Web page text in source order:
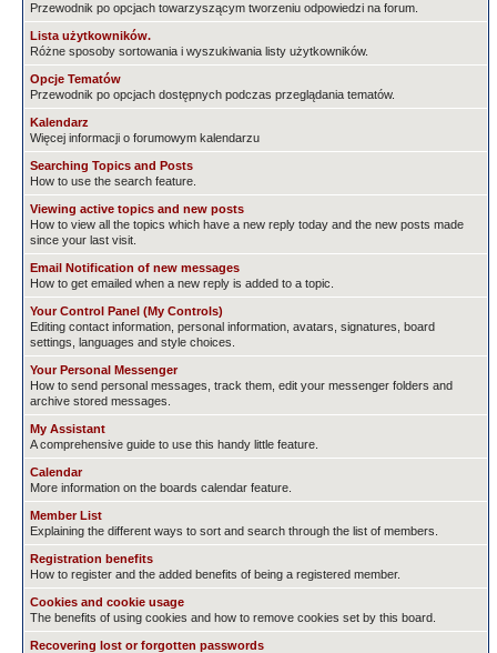
Przewodnik po opcjach towarzyszącym tworzeniu odpowiedzi na forum.
Lista użytkowników.
Różne sposoby sortowania i wyszukiwania listy użytkowników.
Opcje Tematów
Przewodnik po opcjach dostępnych podczas przeglądania tematów.
Kalendarz
Więcej informacji o forumowym kalendarzu
Searching Topics and Posts
How to use the search feature.
Viewing active topics and new posts
How to view all the topics which have a new reply today and the new posts made
since your last visit.
Email Notification of new messages
How to get emailed when a new reply is added to a topic.
Your Control Panel (My Controls)
Editing contact information, personal information, avatars, signatures, board
settings, languages and style choices.
Your Personal Messenger
How to send personal messages, track them, edit your messenger folders and
archive stored messages.
My Assistant
A comprehensive guide to use this handy little feature.
Calendar
More information on the boards calendar feature.
Member List
Explaining the different ways to sort and search through the list of members.
Registration benefits
How to register and the added benefits of being a registered member.
Cookies and cookie usage
The benefits of using cookies and how to remove cookies set by this board.
Recovering lost or forgotten passwords